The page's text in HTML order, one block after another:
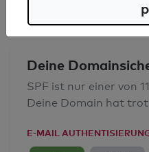
Deine
SPF ist nur einer von
Deine Domain hat
E-MAIL